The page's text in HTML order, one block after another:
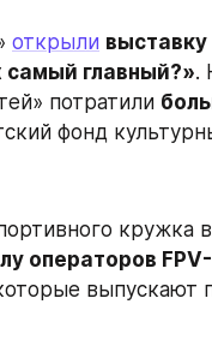
открыли
самый главный?».
потратили
фонд
операторов
выпускают